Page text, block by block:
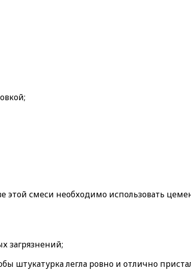
этой смеси необходимо использовать
загрязнений;
штукатурка легла ровно и отлично